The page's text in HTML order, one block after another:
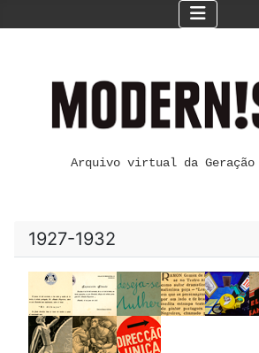
Arquivo virtual da Geração
1927-1932